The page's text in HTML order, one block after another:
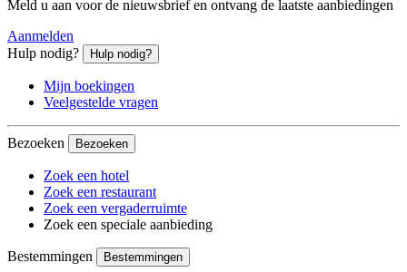
Meld u aan voor de nieuwsbrief en ontvang de laatste aanbiedingen
Aanmelden
Hulp nodig?
Hulp nodig?
Mijn boekingen
Veelgestelde vragen
Bezoeken Bezoeken
Zoek een hotel
Zoek een restaurant
Zoek een vergaderruimte
Zoek een speciale aanbieding
Bestemmingen Bestemmingen